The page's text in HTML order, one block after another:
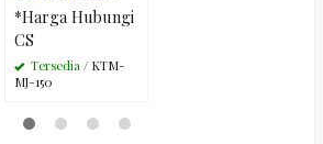
*Harga Hubungi
CS
Tersedia / KTM-
MJ-150